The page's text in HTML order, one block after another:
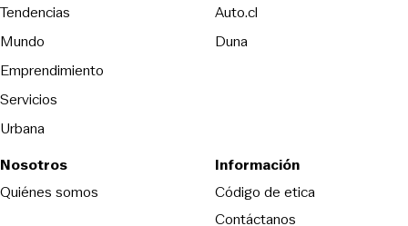
Tendencias
Mundo
Emprendimiento
Servicios
Urbana
Auto.cl
DunaOpens in new window
Nosotros
Quiénes somos
Información
Código de eticaOpens in new
Contáctanos